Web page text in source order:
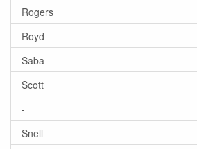
Rogers
Royd
Saba
Scott
-
Snell